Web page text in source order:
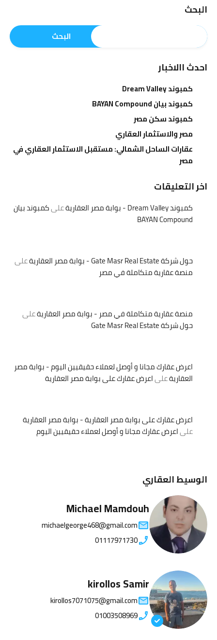
البحث
البحث
احدث االاخبار
كمبوند Dream Valley
كمبوند بيان BAYAN Compound
كمبوند سكن مصر
مصر والاستثمار العقاري
عقارات الساحل الشمالي: مستقبل الاستثمار العقاري في
مصر
اخر التعليقات
كمبوند Dream Valley - بوابة مصر العقارية علىكمبوند بيان
BAYAN Compound
حول شركة Gate Masr Real Estate - بوابة مصر العقارية
على
منصة عقارية متكاملة في مصر
منصة عقارية متكاملة في مصر - بوابة مصر العقاريةعلى
حول شركة Gate Masr Real Estate
اعرض عقارك مجانا و أوصل لعملاء حقيقيين اليوم - بوابة مصر
العقاريةعلىاعرض عقارك على بوابة مصر العقارية
اعرض عقارك على بوابة مصر العقارية - بوابة مصر العقارية
علىاعرض عقارك مجانا و أوصل لعملاء حقيقيين اليوم
الوسيط العقاري
Michael Mamdouh
michaelgeorge468@gmail.com
01117971730
kirollos Samir
kirollos7071075@gmail.com
01003508969